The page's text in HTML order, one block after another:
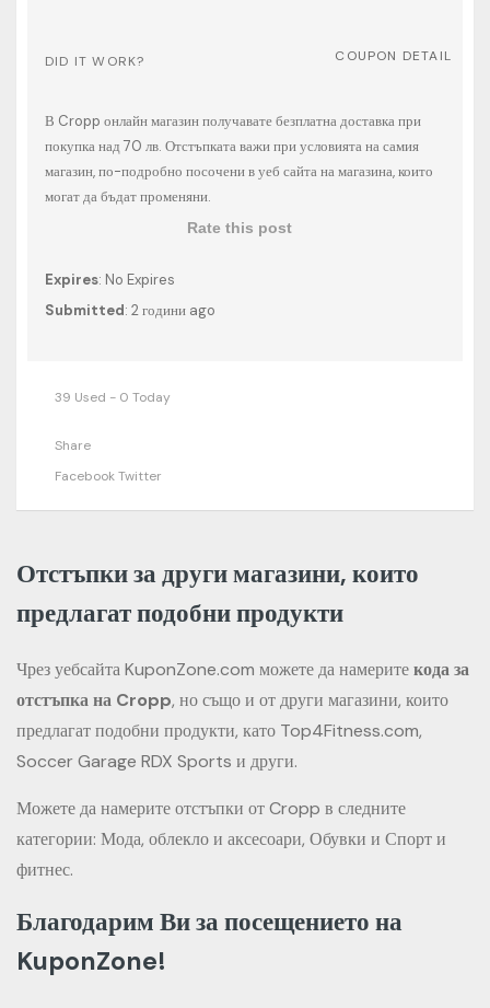
DID IT WORK? COUPON DETAIL
В Cropp онлайн магазин получавате безплатна доставка при
покупка над 70 лв. Отстъпката важи при условията на самия
магазин, по-подробно посочени в уеб сайта на магазина, които
могат да бъдат променяни.
Rate this post
Expires: No Expires
Submitted: 2 години ago
39 Used - 0 Today
Share
FacebookTwitter
Отстъпки за други магазини, които
предлагат подобни продукти
Чрез уебсайта KuponZone.com можете да намеритекода за
отстъпка на Cropp, но също и от други магазини, които
предлагат подобни продукти, като Top4Fitness.com,
Soccer Garage RDX Sports и други.
Можете да намерите отстъпки от Cropp в следните
категории: Мода, облекло и аксесоари, Обувки и Спорт и
фитнес.
Благодарим Ви за посещението на
KuponZone!